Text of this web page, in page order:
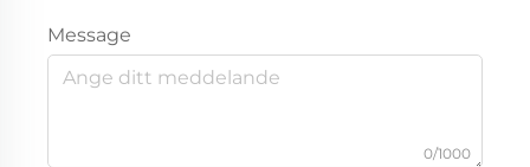
Message
0/1000